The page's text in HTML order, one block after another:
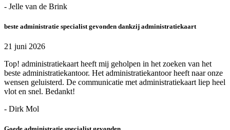
- Jelle van de Brink
beste administratie specialist gevonden dankzij administratiekaart
21 juni 2026
Top! administratiekaart heeft mij geholpen in het zoeken van het
beste administratiekantoor. Het administratiekantoor heeft naar onze
wensen geluisterd. De communicatie met administratiekaart liep heel
vlot en snel. Bedankt!
- Dirk Mol